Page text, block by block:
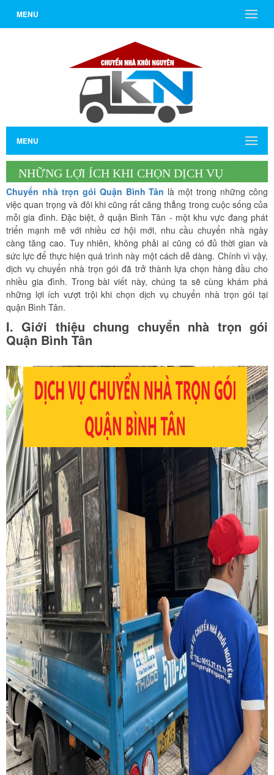
MENU
MENU
NHỮNG LỢI ÍCH KHI CHỌN DỊCH VỤ
CHUYỂN NHÀ TRỌN GÓI QUẬN BÌNH TÂN
CHO GIA ĐÌNH BẠN
Chuyển nhà trọn gói Quận Bình Tân là một trong những công
việc quan trọng và đôi khi cũng rất căng thẳng trong cuộc sống của
mỗi gia đình. Đặc biệt, ở quận Bình Tân - một khu vực đang phát
triển mạnh mẽ với nhiều cơ hội mới, nhu cầu chuyển nhà ngày
càng tăng cao. Tuy nhiên, không phải ai cũng có đủ thời gian và
sức lực để thực hiện quá trình này một cách dễ dàng. Chính vì vậy,
dịch vụ chuyển nhà trọn gói đã trở thành lựa chọn hàng đầu cho
nhiều gia đình. Trong bài viết này, chúng ta sẽ cùng khám phá
những lợi ích vượt trội khi chọn dịch vụ chuyển nhà trọn gói tại
quận Bình Tân.
I. Giới thiệu chung chuyển nhà trọn gói
Quận Bình Tân